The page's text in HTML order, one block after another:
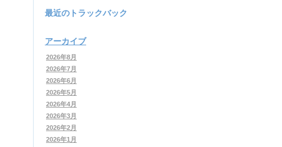
最近のトラックバック
アーカイブ
2026年8月
2026年7月
2026年6月
2026年5月
2026年4月
2026年3月
2026年2月
2026年1月